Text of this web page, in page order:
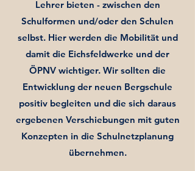
Lehrer bieten - zwischen den
Schulformen und/oder den Schulen
selbst. Hier werden die Mobilität und
damit die Eichsfeldwerke und der
ÖPNV wichtiger. Wir sollten die
Entwicklung der neuen Bergschule
positiv begleiten und die sich daraus
ergebenen Verschiebungen mit guten
Konzepten in die Schulnetzplanung
übernehmen.